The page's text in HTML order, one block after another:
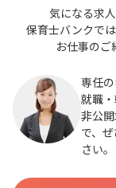
気になる求
保育士バンクで
お仕事のご
専任
就職・
非公
で、
さい。